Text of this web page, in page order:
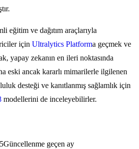
eğitim ve dağıtım araçlarıyla
için Ultralytics Platforma geçmek ve
yapay zekanın en ileri noktasında
eski ancak kararlı mimarilerle ilgilenen
desteği ve kanıtlanmış sağlamlık için
modellerini de inceleyebilirler.
Güncellenme geçen ay